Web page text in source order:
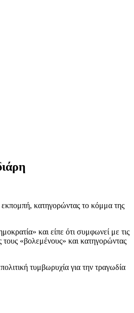
κατηγορώντας το κόμμα της
και είπε ότι συμφωνεί με τις
«βολεμένους» και κατηγορώντας
τυμβωρυχία για την τραγωδία